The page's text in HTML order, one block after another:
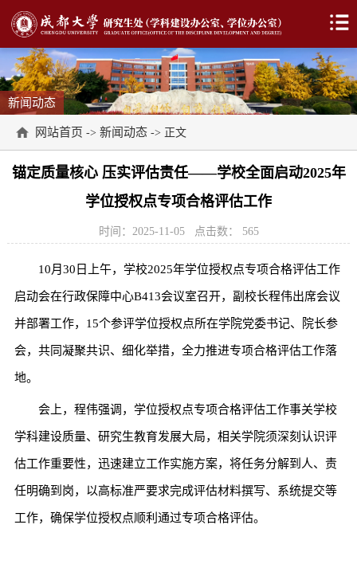
新闻动态
网站首页 -> 新闻动态 -> 正文
锚定质量核心 压实评估责任——学校全面启动2025年
学位授权点专项合格评估工作
时间：2025-11-05 点击数： 565
10月30日上午，学校2025年学位授权点专项合格评估工作
启动会在行政保障中心B413会议室召开，副校长程伟出席会议
并部署工作，15个参评学位授权点所在学院党委书记、院长参
会，共同凝聚共识、细化举措，全力推进专项合格评估工作落
地。
会上，程伟强调，学位授权点专项合格评估工作事关学校
学科建设质量、研究生教育发展大局，相关学院须深刻认识评
估工作重要性，迅速建立工作实施方案，将任务分解到人、责
任明确到岗，以高标准严要求完成评估材料撰写、系统提交等
工作，确保学位授权点顺利通过专项合格评估。